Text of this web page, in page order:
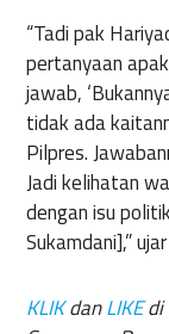
“Tadi pak
pertanyaan
jawab,
tidak ada
Pilpres.
Jadi kelihatan
dengan isu
Sukamdani],”
KLIKdanLIKEdi